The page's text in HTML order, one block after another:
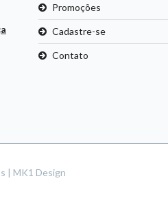
Promoções
Cadastre-se
Contato
| MK1 Design